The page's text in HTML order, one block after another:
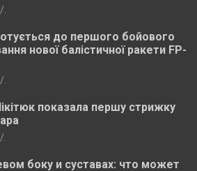
до першого бойового
нової балістичної ракети FP-
показала першу стрижку
боку и суставах: что может